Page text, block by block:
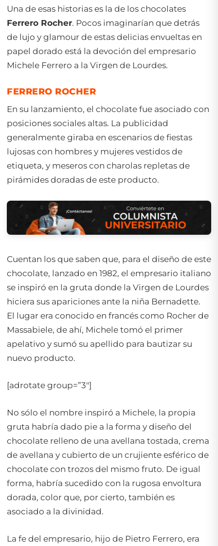
Una de esas historias es la de los chocolates
Ferrero Rocher. Pocos imaginarían que detrás
de lujo y glamour de estas delicias envueltas en
papel dorado está la devoción del empresario
Michele Ferrero a la Virgen de Lourdes.
FERRERO ROCHER
En su lanzamiento, el chocolate fue asociado con
posiciones sociales altas. La publicidad
generalmente giraba en escenarios de fiestas
lujosas con hombres y mujeres vestidos de
etiqueta, y meseros con charolas repletas de
pirámides doradas de este producto.
Cuentan los que saben que, para el diseño de este
chocolate, lanzado en 1982, el empresario italiano
se inspiró en la gruta donde la Virgen de Lourdes
hiciera sus apariciones ante la niña Bernadette.
El lugar era conocido en francés como Rocher de
Massabiele, de ahí, Michele tomó el primer
apelativo y sumó su apellido para bautizar su
nuevo producto.
[adrotate group=”3″]
No sólo el nombre inspiró a Michele, la propia
gruta habría dado pie a la forma y diseño del
chocolate relleno de una avellana tostada, crema
de avellana y cubierto de un crujiente esférico de
chocolate con trozos del mismo fruto. De igual
forma, habría sucedido con la rugosa envoltura
dorada, color que, por cierto, también es
asociado a la divinidad.
La fe del empresario, hijo de Pietro Ferrero, era